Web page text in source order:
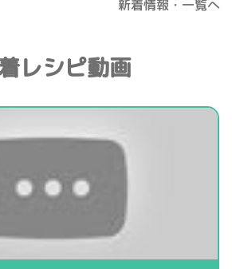
新着情報・一覧へ
レシピ動画